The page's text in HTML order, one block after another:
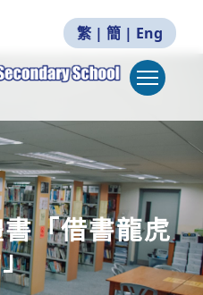
繁 | 簡 | Eng
「借書龍虎